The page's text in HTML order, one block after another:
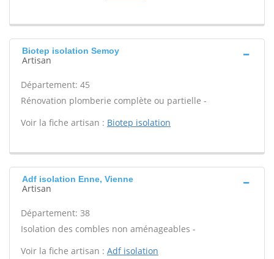
Biotep isolation Semoy
Artisan
Département: 45
Rénovation plomberie complète ou partielle -
Voir la fiche artisan : Biotep isolation
Adf isolation Enne, Vienne
Artisan
Département: 38
Isolation des combles non aménageables -
Voir la fiche artisan : Adf isolation